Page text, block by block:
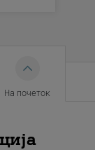
На почеток